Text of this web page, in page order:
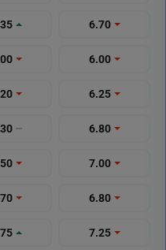
6.70
6.00
6.25
6.80
7.00
6.80
7.25